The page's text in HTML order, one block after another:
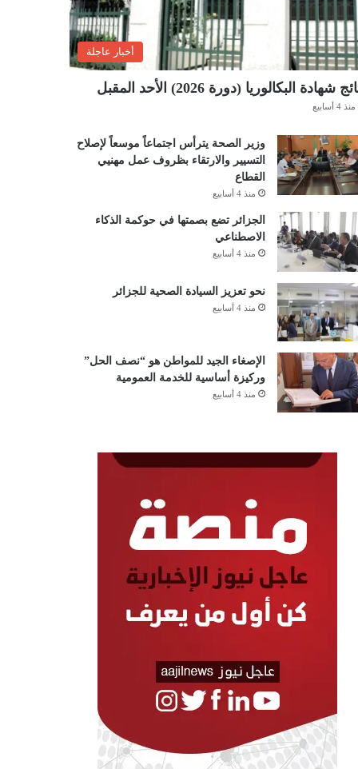
أخبار عاجلة
شهادة البكالوريا (دورة 2026) الأحد المقبل
منذ 4 أسابيع
وزير الصحة يترأس اجتماعاً موسعاً لإصلاح
التسيير والارتقاء بظروف عمل مهنيي
القطاع
منذ 4 أسابيع
الجزائر تضع بصمتها في حوكمة الذكاء
الاصطناعي
منذ 4 أسابيع
نحو تعزيز السيادة الصحية للجزائر
منذ 4 أسابيع
الإصغاء الجيد للمواطن هو “نصف الحل”
وركيزة أساسية للخدمة العمومية
منذ 4 أسابيع